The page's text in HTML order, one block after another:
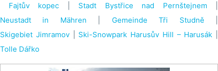
Fajtův kopec
Stadt Bystřice nad Pernštejnem
Neustadt in Mähren
Gemeinde Tři Studně
Skigebiet Jimramov| Ski-Snowpark Harusův Hill – Harusák
Tolle Dářko